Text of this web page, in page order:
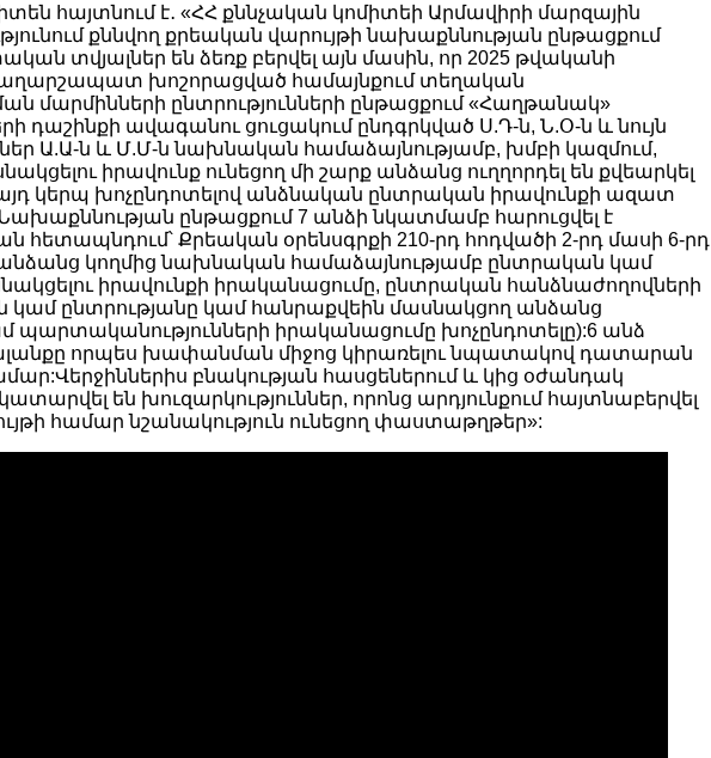
հայտնում է․ «ՀՀ քննչական կոմիտեի Արմավիրի մարզային
քննվող քրեական վարույթի նախաքննության ընթացքում
տվյալներ են ձեռք բերվել այն մասին, որ 2025 թվականի
Վաղարշապատ խոշորացված համայնքում տեղական
մարմինների ընտրությունների ընթացքում «Հաղթանակ»
դաշինքի ավագանու ցուցակում ընդգրկված Ս.Դ-ն, Ն.Օ-ն և նույն
Ա.Ա-ն և Մ.Մ-ն նախնական համաձայնությամբ, խմբի կազմում,
իրավունք ունեցող մի շարք անձանց ուղղորդել են քվեարկել
կերպ խոչընդոտելով անձնական ընտրական իրավունքի ազատ
ընթացքում 7 անձի նկատմամբ հարուցվել է
հետապնդում՝ Քրեական օրենսգրքի 210-րդ հոդվածի 2-րդ մասի 6-րդ
անձանց կողմից նախնական համաձայնությամբ ընտրական կամ
իրավունքի իրականացումը, ընտրական հանձնաժողովների
ընտրությանը կամ հանրաքվեին մասնակցող անձանց
պարտականությունների իրականացումը խոչընդոտելը):6 անձ
որպես խափանման միջոց կիրառելու նպատակով դատարան
բնակության հասցեներում և կից օժանդակ
կատարվել են խուզարկություններ, որոնց արդյունքում հայտնաբերվել
համար նշանակություն ունեցող փաստաթղթեր»: